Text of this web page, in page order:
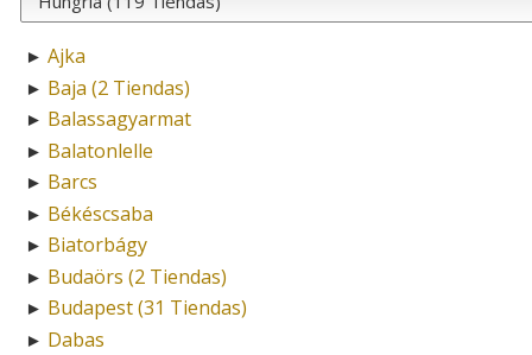
► Ajka
► Baja (2 Tiendas)
► Balassagyarmat
► Balatonlelle
► Barcs
► Békéscsaba
► Biatorbágy
► Budaörs (2 Tiendas)
► Budapest (31 Tiendas)
► Dabas